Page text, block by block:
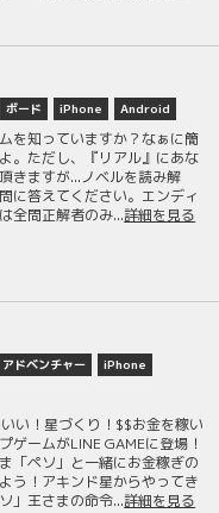
ボード iPhone Android
を知っていますか？なぁに簡
。ただし、『リアル』にあな
きますが...ノベルを読み解
に答えてください。エンディ
全問正解者のみ...詳細を見る
アドベンチャー
iPhone
い！星づくり！$$お金を稼い
ゲームがLINE GAMEに登場！
「ペソ」と一緒にお金稼ぎの
う！アキンド星からやってき
」王さまの命令...詳細を見る